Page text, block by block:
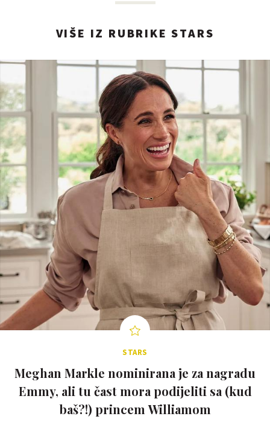
VIŠE IZ RUBRIKE STARS
STARS
Meghan Markle nominirana je za nagradu
Emmy, ali tu čast mora podijeliti sa (kud
baš?!) princem Williamom